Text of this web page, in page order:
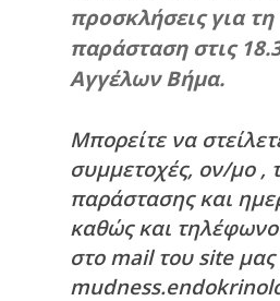
προσκλήσεις για
παράσταση στις
Αγγέλων Βήμα.
Μπορείτε να
συμμετοχές, ον/μο ,
παράστασης και
καθώς και τηλέφωνο
στο mail του site μας